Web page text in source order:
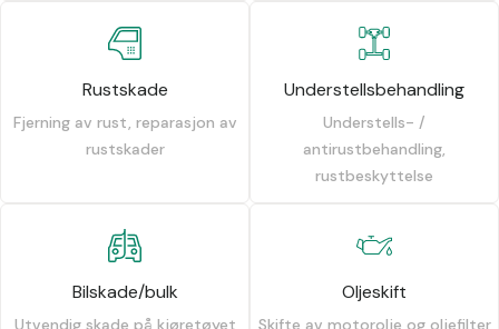
Rustskade
Fjerning av rust, reparasjon av
rustskader
Understellsbehandling
Understells- /
antirustbehandling,
rustbeskyttelse
Bilskade/bulk
Utvendig skade på kjøretøyet
Oljeskift
Skifte av motorolje og oljefilter